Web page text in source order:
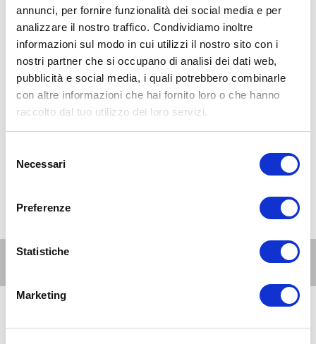
annunci, per fornire funzionalità dei social media e per
analizzare il nostro traffico. Condividiamo inoltre
informazioni sul modo in cui utilizzi il nostro sito con i
nostri partner che si occupano di analisi dei dati web,
pubblicità e social media, i quali potrebbero combinarle
con altre informazioni che hai fornito loro o che hanno
raccolto dal tuo utilizzo dei loro servizi.
delNecessari
Preferenze
Statistiche
Marketing
Altri eventi per questa età
6-10